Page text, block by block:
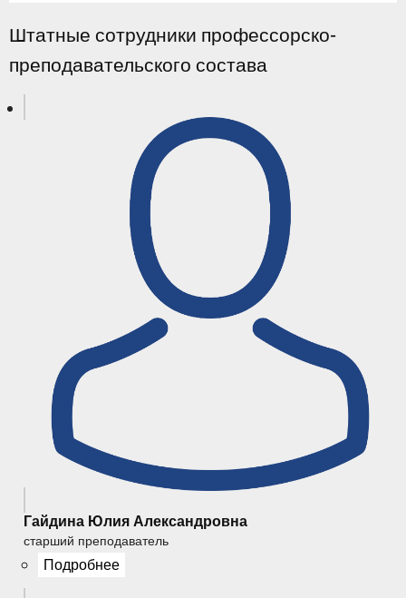
Штатные сотрудники профессорско-
преподавательского состава
Гайдина Юлия Александровна
старший преподаватель
Подробнее